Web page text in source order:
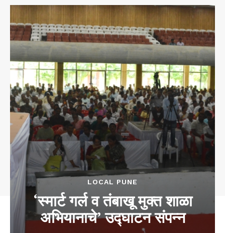
LOCAL PUNE
‘स्मार्ट गर्ल व तंबाखू मुक्त शाळा
अभियानाचे’ उद्घाटन संपन्न